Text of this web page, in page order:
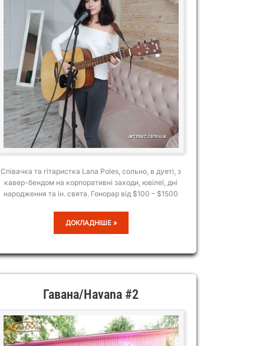
Співачка та гітаристка Lana Poles, сольно, в дуеті, з
кавер-бендом на корпоративні заходи, ювілеї, дні
народження та ін. свята. Гонорар від $100 – $1500
LANA
POLES
ДОКЛАДНІШЕ »
Гавана/Havana #2